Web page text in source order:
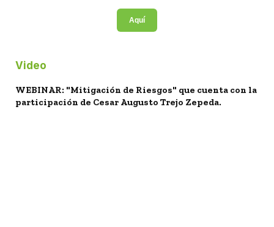
Aquí
Video
WEBINAR: "Mitigación de Riesgos" que cuenta con la
participación de Cesar Augusto Trejo Zepeda.